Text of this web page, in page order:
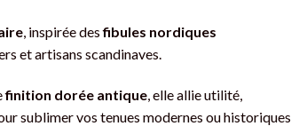
, inspirée desfibules nordiques
et artisans scandinaves.
finition dorée antique , elle allie utilité,
sublimer vos tenues modernes ou historiques.